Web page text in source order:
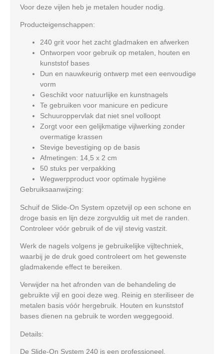
Voor deze vijlen heb je metalen houder nodig.
Producteigenschappen:
240 grit voor het zacht gladmaken en afwerken
Ontworpen voor gebruik op metalen, houten en
kunststof bases
Dun en nauwkeurig ontwerp met een eenvoudige
vorm
Geschikt voor natuurlijke en kunstnagels
Te gebruiken voor manicure en pedicure
Schuuroppervlak dat niet snel volloopt
Zorgt voor een gelijkmatige vijlwerking zonder
overmatige krassen
Stevige bevestiging op de basis
Afmetingen: 14,5 x 2 cm
50 stuks per verpakking
Wegwerpproduct voor optimale hygiëne
Gebruiksaanwijzing:
Schuif de Slide-On System opzetvijl op een schone en
droge basis en lijn deze zorgvuldig uit met de randen.
Controleer vóór gebruik of de vijl stevig vastzit.
Werk de nagels volgens je gebruikelijke vijltechniek,
waarbij je de druk goed controleert om het gewenste
gladmakende effect te bereiken.
Verwijder na het afronden van de behandeling de
gebruikte vijl en gooi deze weg. Reinig en steriliseer de
metalen basis vóór hergebruik. Houten en kunststof
bases dienen na gebruik te worden weggegooid.
Details:
De Slide-On System 240 is een professioneel,